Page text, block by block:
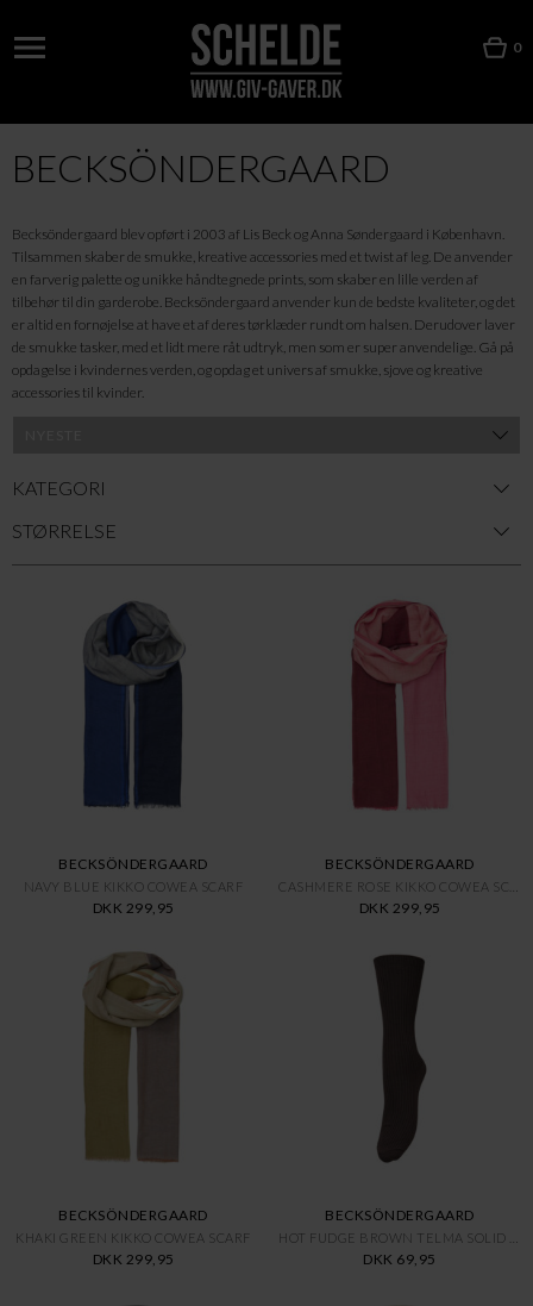
0
BECKSÖNDERGAARD
Becksöndergaard blev opført i 2003 af Lis Beck og Anna Søndergaard i København.
Tilsammen skaber de smukke, kreative accessories med et twist af leg. De anvender
en farverig palette og unikke håndtegnede prints, som skaber en lille verden af
tilbehør til din garderobe. Becksöndergaard anvender kun de bedste kvaliteter, og det
er altid en fornøjelse at have et af deres tørklæder rundt om halsen. Derudover laver
de smukke tasker, med et lidt mere råt udtryk, men som er super anvendelige. Gå på
opdagelse i kvindernes verden, og opdag et univers af smukke, sjove og kreative
accessories til kvinder.
KATEGORI
STØRRELSE
BECKSÖNDERGAARD
NAVY BLUE KIKKO COWEA SCARF
DKK 299,95
BECKSÖNDERGAARD
DKK 299,95
BECKSÖNDERGAARD
KHAKI GREEN KIKKO COWEA SCARF
DKK 299,95
BECKSÖNDERGAARD
DKK 69,95